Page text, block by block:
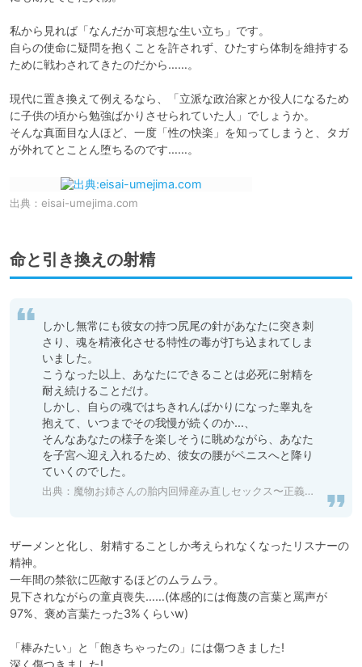
私から見れば「なんだか可哀想な生い立ち」です。
自らの使命に疑問を抱くことを許されず、ひたすら体制を維持する
ために戦わされてきたのだから……。
現代に置き換えて例えるなら、「立派な政治家とか役人になるため
に子供の頃から勉強ばかりさせられていた人」でしょうか。
そんな真面目な人ほど、一度「性の快楽」を知ってしまうと、タガ
が外れてとことん堕ちるのです……。
出典： eisai-umejima.com
命と引き換えの射精
しかし無常にも彼女の持つ尻尾の針があなたに突き刺
さり、魂を精液化させる特性の毒が打ち込まれてしま
いました。
こうなった以上、あなたにできることは必死に射精を
耐え続けることだけ。
しかし、自らの魂ではちきれんばかりになった睾丸を
抱えて、いつまでその我慢が続くのか…、
そんなあなたの様子を楽しそうに眺めながら、あなた
を子宮へ迎え入れるため、彼女の腰がペニスへと降り
ていくのでした。
出典： 魔物お姉さんの胎内回帰産み直しセックス〜正義の勇者くんは私の娘にしてあげる〜 [狐屋本舗] | DLsite 同人 - R18
ザーメンと化し、射精することしか考えられなくなったリスナーの
精神。
一年間の禁欲に匹敵するほどのムラムラ。
見下されながらの童貞喪失……(体感的には侮蔑の言葉と罵声が
97%、褒め言葉たった3%くらいw)
「棒みたい」と「飽きちゃったの」には傷つきました!
深く傷つきました!